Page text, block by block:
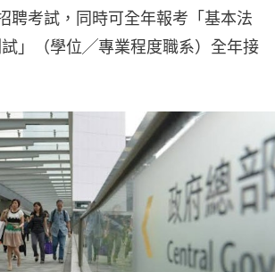
聘考試，同時可全年報考「基本法
」（學位╱專業程度職系）全年接